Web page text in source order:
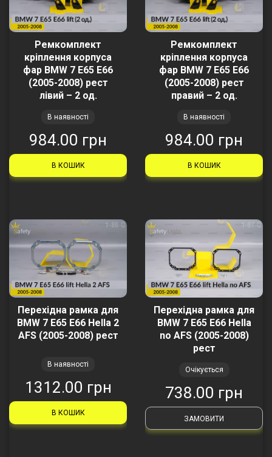
Ремкомплект
кріплення корпуса
фар BMW 7 E65 E66
(2005-2008) рест
лівий – 2 од.
В наявності
984.00 грн
В КОШИК
Ремкомплект
кріплення корпуса
фар BMW 7 E65 E66
(2005-2008) рест
правий – 2 од.
В наявності
984.00 грн
В КОШИК
Перехідна рамка для
BMW 7 E65 E66 Hella 2
AFS (2005-2008) рест
В наявності
1312.00 грн
В КОШИК
Перехідна рамка для
BMW 7 E65 E66 Hella
no AFS (2005-2008)
рест
Очікується
738.00 грн
ЗАМОВИТИ